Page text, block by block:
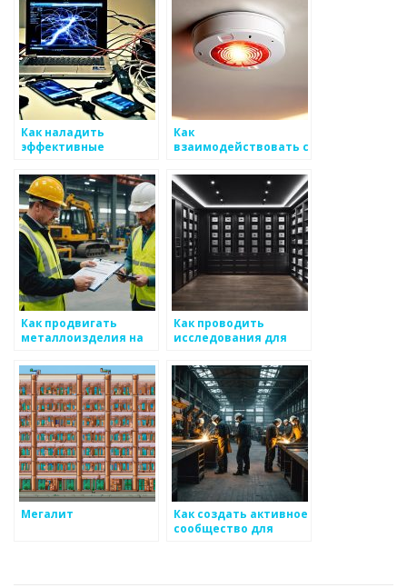
Как наладить
эффективные
контактные лица для
работы с
металоизделиями
Как
взаимодействовать с
инициативами в
металлургии
Как продвигать
металлоизделия на
Как проводить
исследования для
цифровых рынках
Мегалит
Как создать активное
сообщество для